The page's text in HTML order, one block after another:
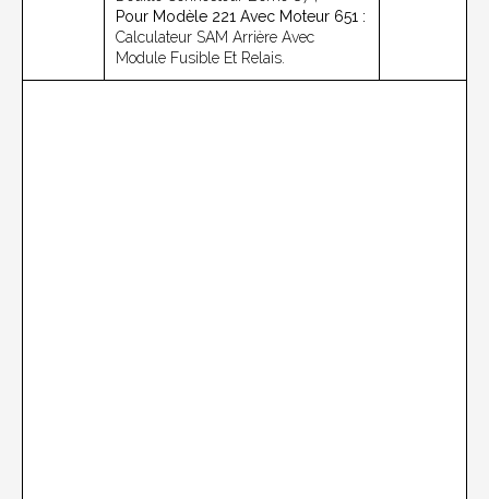
Pour Modèle 221 Avec Moteur 651 :
Calculateur SAM Arrière Avec
Module Fusible Et Relais.